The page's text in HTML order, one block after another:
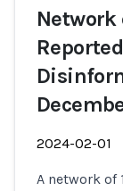
Network
2024-02-01
A network of